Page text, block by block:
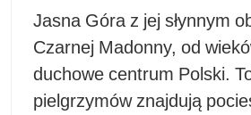
Jasna Góra z jej słynnym
Czarnej Madonny, od
duchowe centrum Polski.
pielgrzymów znajdują